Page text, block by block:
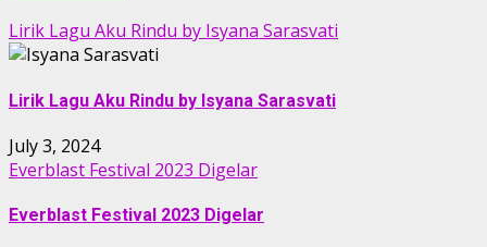
Lirik Lagu Aku Rindu by Isyana Sarasvati
Lirik Lagu Aku Rindu by Isyana Sarasvati
July 3, 2024
Everblast Festival 2023 Digelar
Everblast Festival 2023 Digelar